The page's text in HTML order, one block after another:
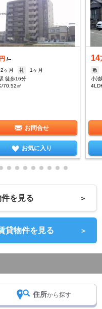
/--
2ヶ月 礼
1ヶ月
徒歩16分
70.52㎡
お問合せ
お気に入り
14
敷
小
を見る ＞
貸物件を見る ＞
住所から探す